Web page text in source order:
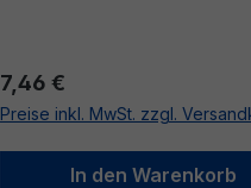
Regulärer Preis:
7,46 €
Preise inkl. MwSt. zzgl.
In den Warenkorb